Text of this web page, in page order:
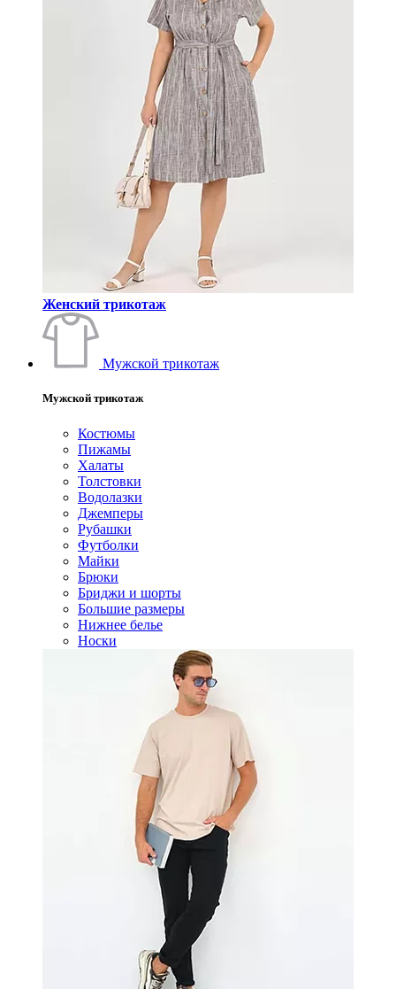
Женский трикотаж
Мужской трикотаж
Мужской трикотаж
Костюмы
Пижамы
Халаты
Толстовки
Водолазки
Джемперы
Рубашки
Футболки
Майки
Брюки
Бриджи и шорты
Большие размеры
Нижнее белье
Носки